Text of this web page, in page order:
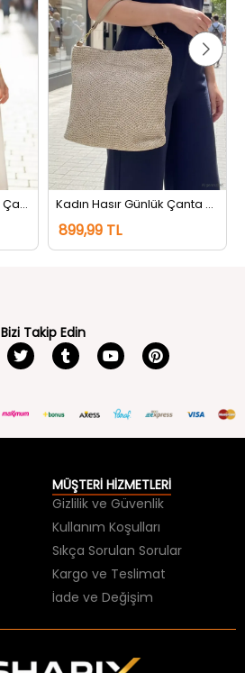
Kadın Fularlı Günlük Kol Çantası Bej Kadın Hasır Günlük Çanta Bej
899,99 TL
Bizi Takip Edin
MÜŞTERİ HİZMETLERİ
Gizlilik ve Güvenlik
Kullanım Koşulları
Sıkça Sorulan Sorular
Kargo ve Teslimat
İade ve Değişim